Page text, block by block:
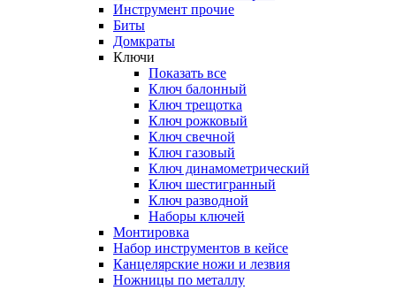
Инструмент прочиe
Биты
Домкраты
Ключи
Показать все
Ключ балонный
Ключ трещотка
Ключ рожковый
Ключ свечной
Ключ газовый
Ключ динамометрический
Ключ шестигранный
Ключ разводной
Наборы ключей
Монтировка
Набор инструментов в кейсе
Канцелярские ножи и лезвия
Ножницы по металлу